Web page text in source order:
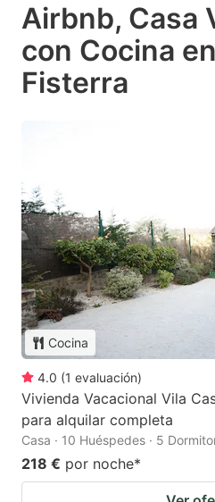
Airbnb, Casa
con Cocina
Fisterra
Cocina
4.0 (1 evaluación)
Vivienda Vacacional Vila
para alquilar completa
Casa · 10 Huéspedes · 5
218 € por noche*